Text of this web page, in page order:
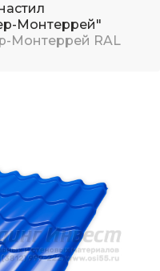
Монтеррей"
Монтеррей RAL